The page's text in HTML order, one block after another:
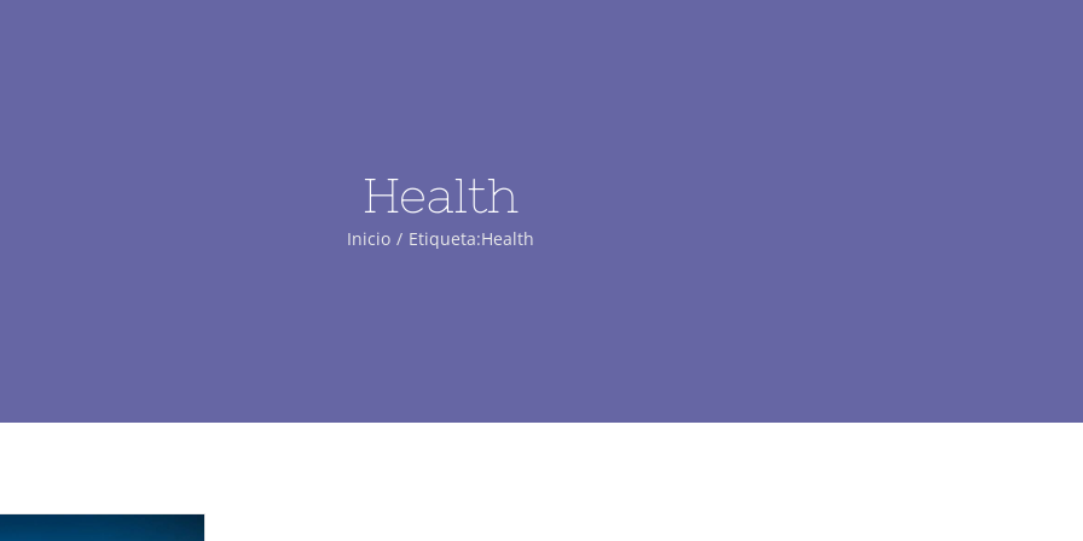
Health
Inicio Etiqueta:Health